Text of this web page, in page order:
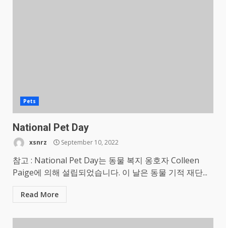
Pets
National Pet Day
xsnrz September 10, 2022
참고 : National Pet Day는 동물 복지 옹호자 Colleen
Paige에 의해 설립되었습니다. 이 날은 동물 기적 재단...
Read More